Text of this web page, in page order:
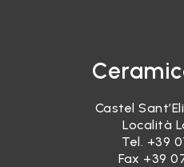
Castel
Località
Tel. +39
Fax +39